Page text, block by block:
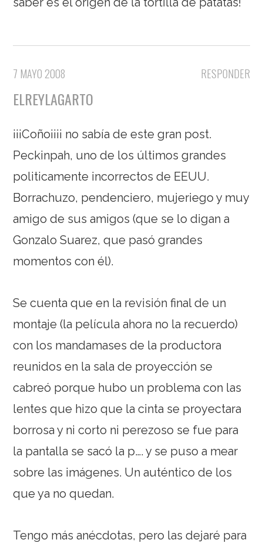
RESPONDER
7 MAYO 2008
ELREYLAGARTO
¡¡¡Coño¡¡¡¡ no sabía de este gran post.
Peckinpah, uno de los últimos grandes
politicamente incorrectos de EEUU.
Borrachuzo, pendenciero, mujeriego y muy
amigo de sus amigos (que se lo digan a
Gonzalo Suarez, que pasó grandes
momentos con él).
Se cuenta que en la revisión final de un
montaje (la película ahora no la recuerdo)
con los mandamases de la productora
reunidos en la sala de proyección se
cabreó porque hubo un problema con las
lentes que hizo que la cinta se proyectara
borrosa y ni corto ni perezoso se fue para
la pantalla se sacó la p…. y se puso a mear
sobre las imágenes. Un auténtico de los
que ya no quedan.
Tengo más anécdotas, pero las dejaré para